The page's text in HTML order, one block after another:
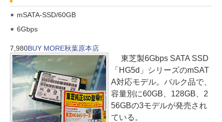
mSATA-SSD/60GB
6Gbps
7,980BUY MORE秋葉原本店
東芝製6Gbps SATA SSD
「HG5d」シリーズのmSAT
A対応モデル。バルク品で、
容量別に60GB、128GB、2
56GBの3モデルが発売され
ている。